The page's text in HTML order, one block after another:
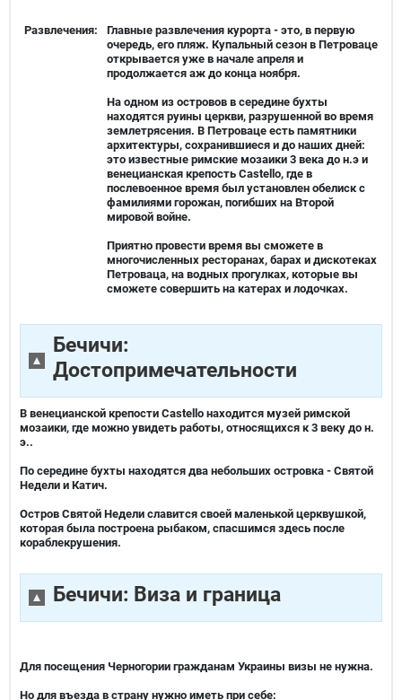
Развлечения:
Главные развлечения курорта - это, в первую
очередь, его пляж. Купальный сезон в Петроваце
открывается уже в начале апреля и
продолжается аж до конца ноября.
На одном из островов в середине бухты
находятся руины церкви, разрушенной во время
землетрясения. В Петроваце есть памятники
архитектуры, сохранившиеся и до наших дней:
это известные римские мозаики 3 века до н.э и
венецианская крепость Castello, где в
послевоенное время был установлен обелиск с
фамилиями горожан, погибших на Второй
мировой войне.
Приятно провести время вы сможете в
многочисленных ресторанах, барах и дискотеках
Петроваца, на водных прогулках, которые вы
сможете совершить на катерах и лодочках.
Бечичи:
Достопримечательности
В венецианской крепости Castello находится музей римской
мозаики, где можно увидеть работы, относящихся к 3 веку до н.
э..
По середине бухты находятся два небольших островка - Святой
Недели и Катич.
Остров Святой Недели славится своей маленькой церквушкой,
которая была построена рыбаком, спасшимся здесь после
кораблекрушения.
Бечичи: Виза и граница
Для посещения Черногории гражданам Украины визы не нужна.
Но для въезда в страну нужно иметь при себе: